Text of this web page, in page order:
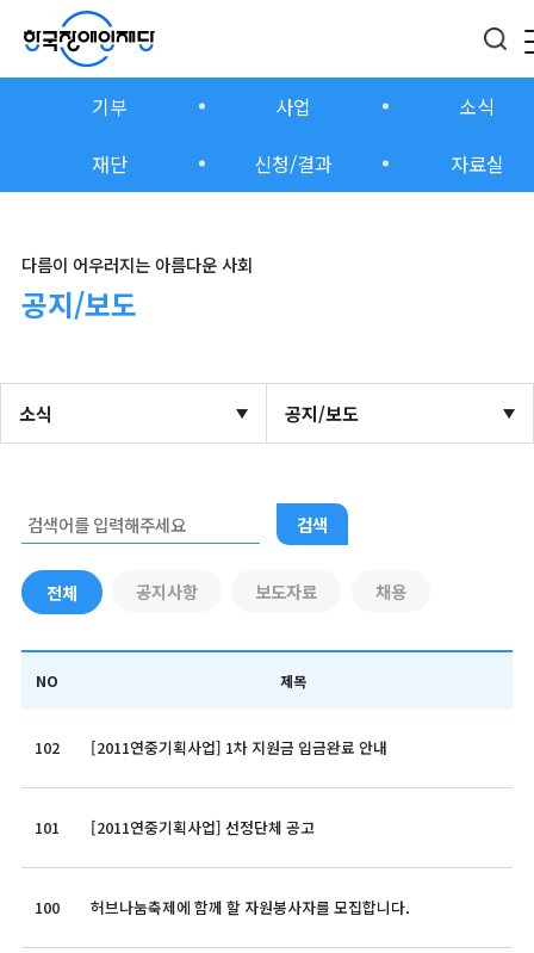
기부 사업
소식
재단
신청/결과 자료실
다름이 어우러지는 아름다운 사회
공지/보도
소식 공지/보도
전체 공지사항 보도자료 채용
검색
NO 제목
102 [2011연중기획사업] 1차 지원금 입금완료 안내
101 [2011연중기획사업] 선정단체 공고
100 허브나눔축제에 함께 할 자원봉사자를 모집합니다.